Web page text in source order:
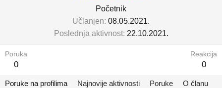
Početnik
Učlanjen 08.05.2021.
Poslednja aktivnost 22.10.2021.
Poruka
0
Reakcija
0
Poruke na profilima Najnovije aktivnosti Poruke O članu